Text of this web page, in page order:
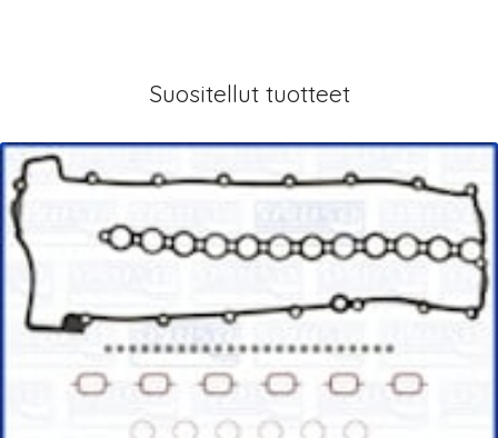
Suositellut tuotteet